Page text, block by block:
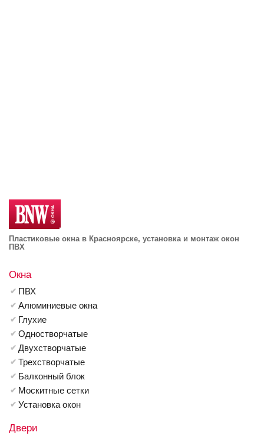
Пластиковые окна в Красноярске, установка и монтаж окон
ПВХ
Окна
ПВХ
Алюминиевые окна
Глухие
Одностворчатые
Двухстворчатые
Трехстворчатые
Балконный блок
Москитные сетки
Установка окон
Двери